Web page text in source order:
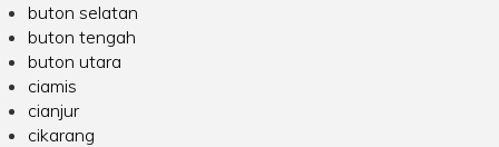
buton selatan
buton tengah
buton utara
ciamis
cianjur
cikarang